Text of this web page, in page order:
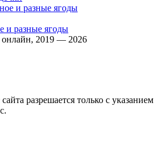
и разные ягоды
2019 — 2026
разрешается только с указанием